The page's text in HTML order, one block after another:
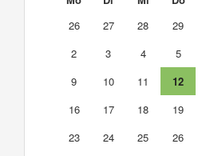
26
27 28 29
2
3 4 5
9
10 11 12
16
17 18 19
23
24 25 26